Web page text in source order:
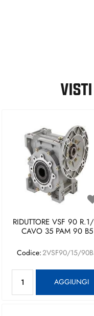
RIDUTTORE VSF 90
CAVO 35 PAM 90 B5
Codice:2VSF90/15/
AGGIUNGI